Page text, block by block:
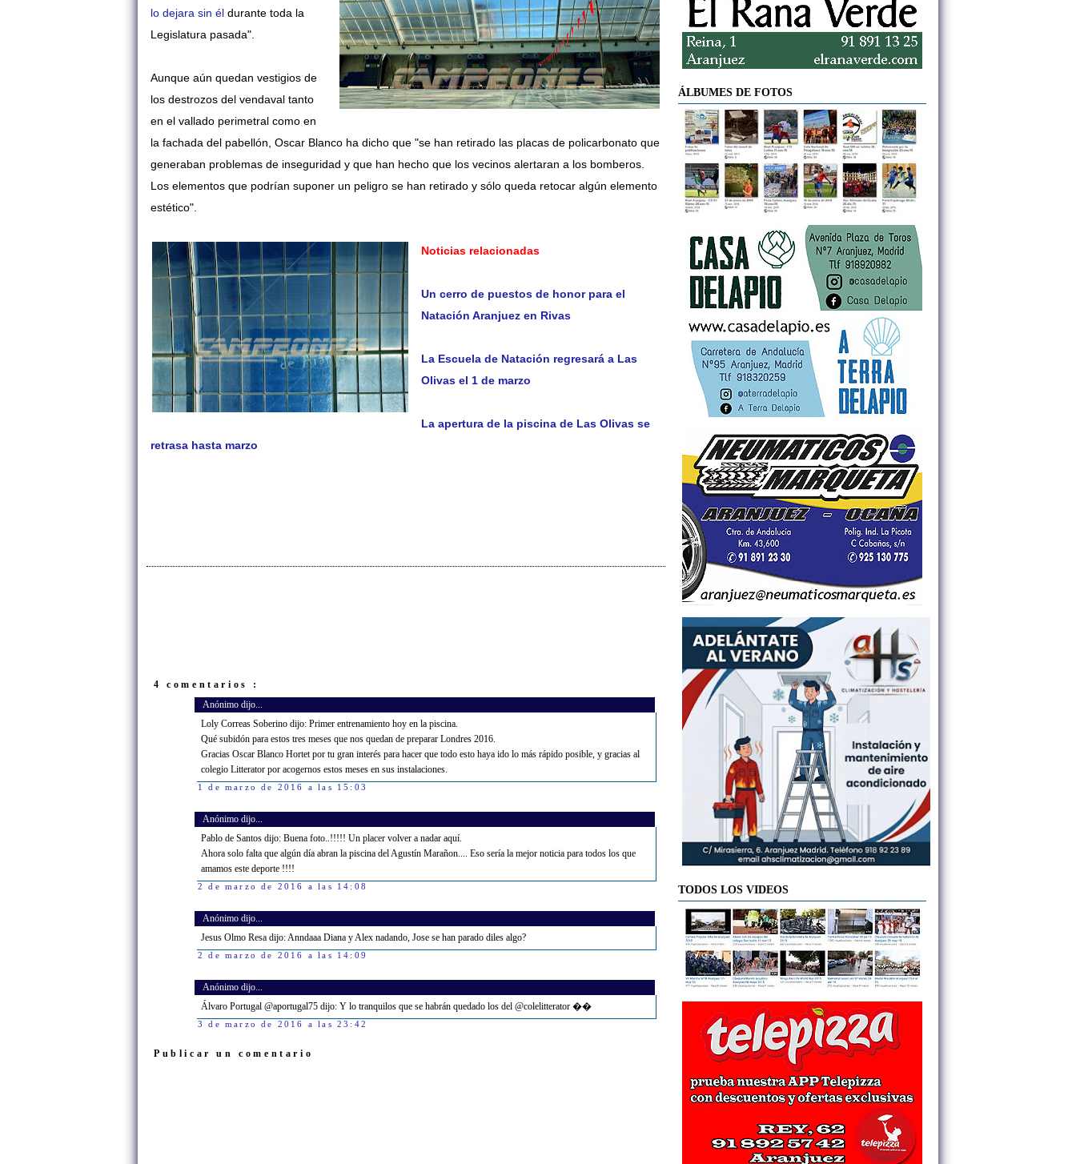
lo dejara sin él durante toda la
Legislatura pasada".
Aunque aún quedan vestigios de
los destrozos del vendaval tanto
en el vallado perimetral como en
la fachada del pabellón, Oscar Blanco ha dicho que "se han retirado las placas de policarbonato que
generaban problemas de inseguridad y que han hecho que los vecinos alertaran a los bomberos.
Los elementos que podrían suponer un peligro se han retirado y sólo queda retocar algún elemento
estético".
Noticias relacionadas
Un cerro de puestos de honor para el
Natación Aranjuez en Rivas
La Escuela de Natación regresará a Las
Olivas el 1 de marzo
La apertura de la piscina de Las Olivas se
retrasa hasta marzo
4 comentarios :
Anónimo dijo...
Loly Correas Soberino dijo: Primer entrenamiento hoy en la piscina.
Qué subidón para estos tres meses que nos quedan de preparar Londres 2016.
Gracias Oscar Blanco Hortet por tu gran interés para hacer que todo esto haya ido lo más rápido posible, y gracias al
colegio Litterator por acogernos estos meses en sus instalaciones.
1 de marzo de 2016 a las 15:03
Anónimo dijo...
Pablo de Santos dijo: Buena foto..!!!!! Un placer volver a nadar aquí.
Ahora solo falta que algún día abran la piscina del Agustín Marañon.... Eso sería la mejor noticia para todos los que
amamos este deporte !!!!
2 de marzo de 2016 a las 14:08
Anónimo dijo...
Jesus Olmo Resa dijo: Anndaaa Diana y Alex nadando, Jose se han parado diles algo?
2 de marzo de 2016 a las 14:09
Anónimo dijo...
Álvaro Portugal @aportugal75 dijo: Y lo tranquilos que se habrán quedado los del @colelitterator ��
3 de marzo de 2016 a las 23:42
Publicar un comentario
ÁLBUMES DE FOTOS
TODOS LOS VIDEOS